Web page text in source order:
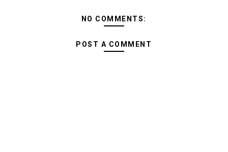
NO COMMENTS:
POST A COMMENT